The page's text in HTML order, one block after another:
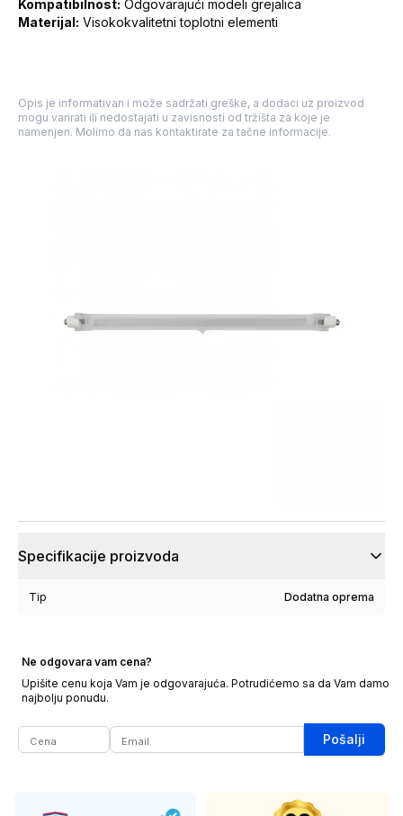
Kompatibilnost: Odgovarajući modeli grejalica
Materijal: Visokokvalitetni toplotni elementi
Opis je informativan i može sadržati greške, a dodaci uz proizvod
mogu varirati ili nedostajati u zavisnosti od tržišta za koje je
namenjen. Molimo da nas kontaktirate za tačne informacije.
Specifikacije proizvoda
Tip Dodatna oprema
Ne odgovara vam cena?
Upišite cenu koja Vam je odgovarajuća. Potrudićemo sa da Vam damo
najbolju ponudu.
Pošalji